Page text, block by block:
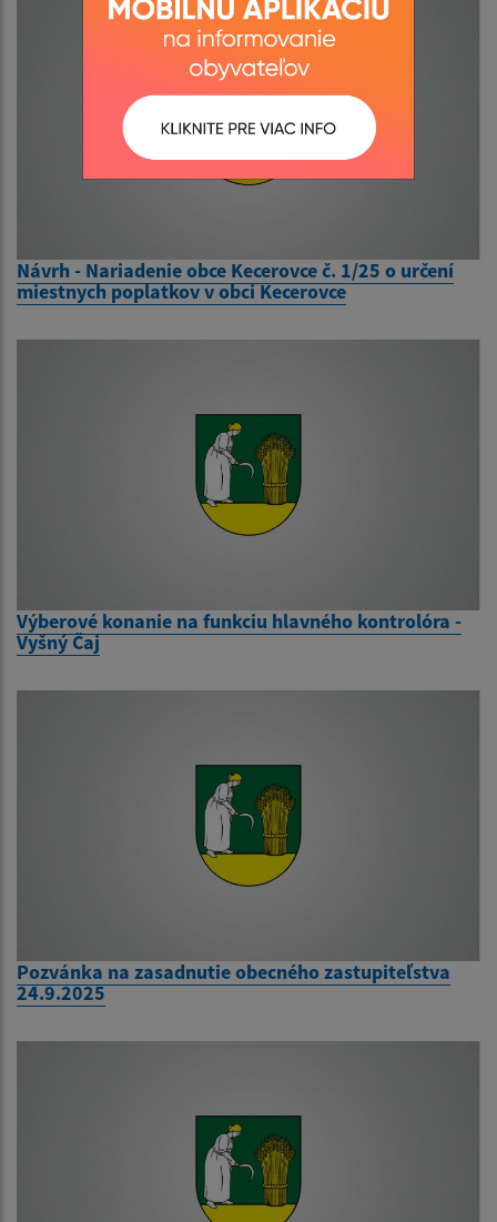
Návrh - Nariadenie obce Kecerovce č. 1/25 o určení
miestnych poplatkov v obci Kecerovce
Výberové konanie na funkciu hlavného kontrolóra -
Vyšný Čaj
Pozvánka na zasadnutie obecného zastupiteľstva
24.9.2025